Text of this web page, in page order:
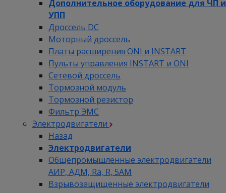
Дополнительное оборудование для ЧП и
УПП
Дроссель DC
Моторный дроссель
Платы расширения ONI и INSTART
Пульты управления INSTART и ONI
Сетевой дроссель
Тормозной модуль
Тормозной резистор
Фильтр ЭМС
Электродвигатели
Назад
Электродвигатели
Общепромышленные электродвигатели
АИР, АДМ, Ra, R, 5AM
Взрывозащищенные электродвигатели